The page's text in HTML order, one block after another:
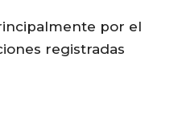
por el
registradas